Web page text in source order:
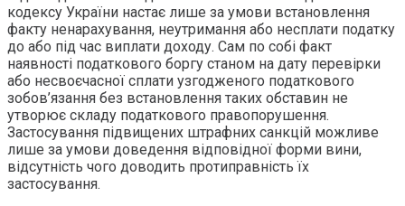
кодексу України настає лише за умови встановлення
факту ненарахування, неутримання або несплати податку
до або під час виплати доходу. Сам по собі факт
наявності податкового боргу станом на дату перевірки
або несвоєчасної сплати узгодженого податкового
зобов’язання без встановлення таких обставин не
утворює складу податкового правопорушення.
Застосування підвищених штрафних санкцій можливе
лише за умови доведення відповідної форми вини,
відсутність чого доводить протиправність їх
застосування.